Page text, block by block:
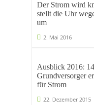
Der Strom wird
stellt die Uhr
um
2. Mai 2016
Ausblick 2016:
Grundversorger
für Strom
22. Dezember 2015